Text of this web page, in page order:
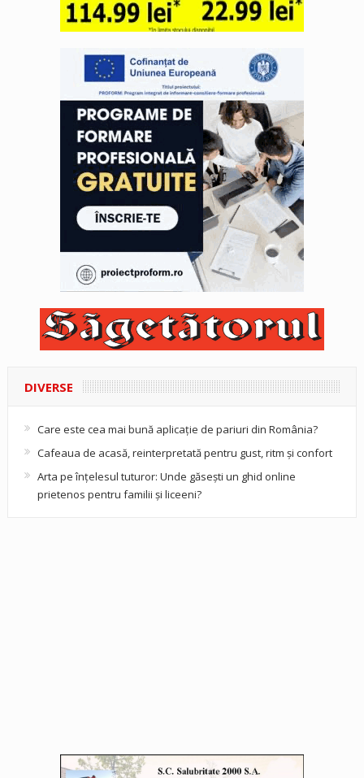
DIVERSE
Care este cea mai bună aplicație de pariuri din România?
Cafeaua de acasă, reinterpretată pentru gust, ritm și confort
Arta pe înțelesul tuturor: Unde găsești un ghid online
prietenos pentru familii și liceeni?